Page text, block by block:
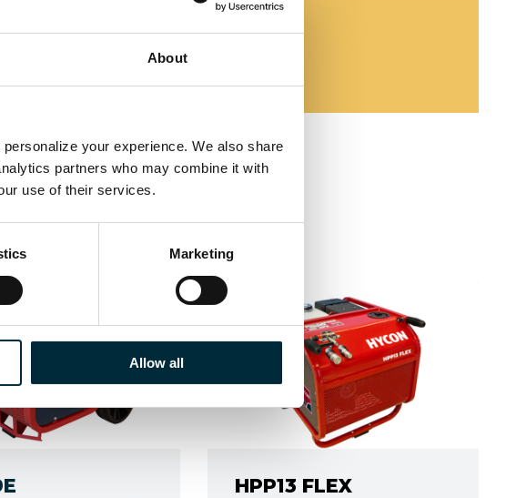
About
your experience. We also share
partners who may combine it with
use of their services.
Marketing
Allow all
HPP13 FLEX